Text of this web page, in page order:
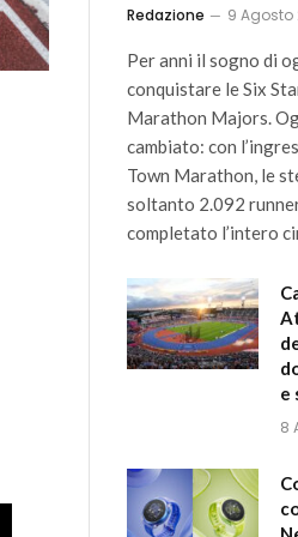
Redazione 9 Agosto
Per anni il sogno di
conquistare le Six
Marathon Majors.
cambiato: con
Town Marathon, le
soltanto 2.092
completato l’intero
e
8